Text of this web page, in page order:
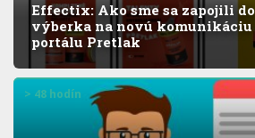
Effectix: Ako sme sa zapojili do
výberka na novú komunikáciu
portálu Pretlak
> 48 hodín